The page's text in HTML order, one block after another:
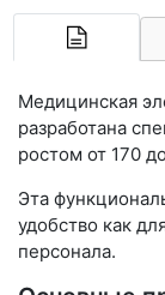
Медицинская
разработана
ростом от 170
Эта
удобство как
персонала.